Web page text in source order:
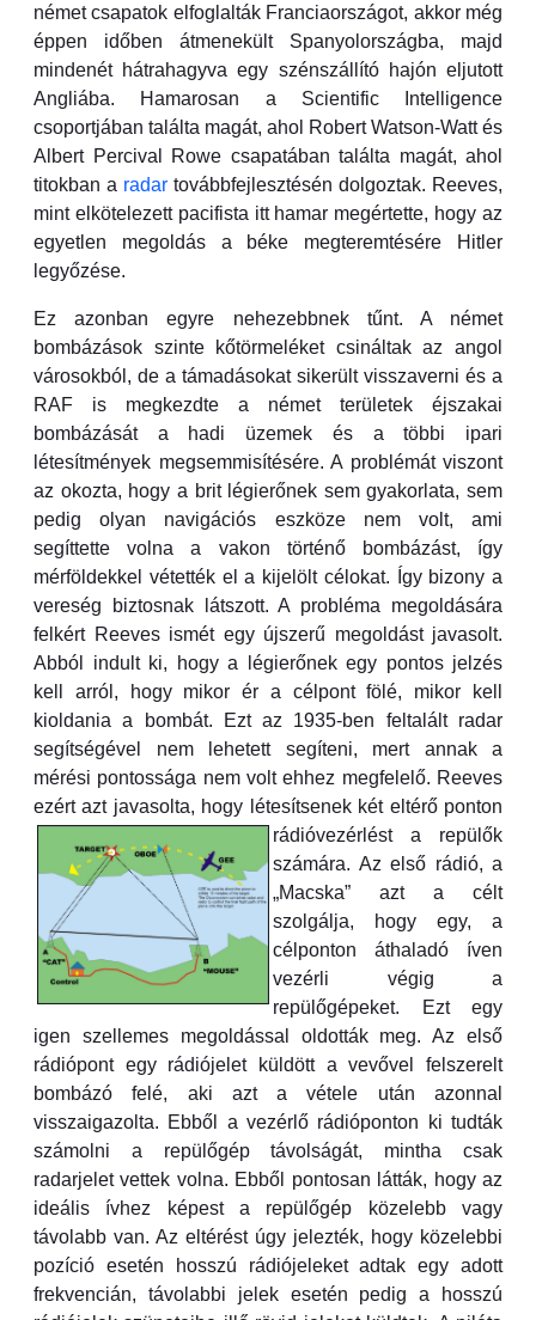
német csapatok elfoglalták Franciaországot, akkor még
éppen időben átmenekült Spanyolországba, majd
mindenét hátrahagyva egy szénszállító hajón eljutott
Angliába. Hamarosan a Scientific Intelligence
csoportjában találta magát, ahol Robert Watson-Watt és
Albert Percival Rowe csapatában találta magát, ahol
titokban a radar továbbfejlesztésén dolgoztak. Reeves,
mint elkötelezett pacifista itt hamar megértette, hogy az
egyetlen megoldás a béke megteremtésére Hitler
legyőzése.
Ez azonban egyre nehezebbnek tűnt. A német
bombázások szinte kőtörmeléket csináltak az angol
városokból, de a támadásokat sikerült visszaverni és a
RAF is megkezdte a német területek éjszakai
bombázását a hadi üzemek és a többi ipari
létesítmények megsemmisítésére. A problémát viszont
az okozta, hogy a brit légierőnek sem gyakorlata, sem
pedig olyan navigációs eszköze nem volt, ami
segíttette volna a vakon történő bombázást, így
mérföldekkel vétették el a kijelölt célokat. Így bizony a
vereség biztosnak látszott. A probléma megoldására
felkért Reeves ismét egy újszerű megoldást javasolt.
Abból indult ki, hogy a légierőnek egy pontos jelzés
kell arról, hogy mikor ér a célpont fölé, mikor kell
kioldania a bombát. Ezt az 1935-ben feltalált radar
segítségével nem lehetett segíteni, mert annak a
mérési pontossága nem volt ehhez megfelelő. Reeves
ezért azt javasolta, hogy létesítsenek két eltérő ponton
rádióvezérlést a repülők
számára. Az első rádió, a
„Macska” azt a célt
szolgálja, hogy egy, a
célponton áthaladó íven
vezérli végig a
repülőgépeket. Ezt egy
igen szellemes megoldással oldották meg. Az első
rádiópont egy rádiójelet küldött a vevővel felszerelt
bombázó felé, aki azt a vétele után azonnal
visszaigazolta. Ebből a vezérlő rádióponton ki tudták
számolni a repülőgép távolságát, mintha csak
radarjelet vettek volna. Ebből pontosan látták, hogy az
ideális ívhez képest a repülőgép közelebb vagy
távolabb van. Az eltérést úgy jelezték, hogy közelebbi
pozíció esetén hosszú rádiójeleket adtak egy adott
frekvencián, távolabbi jelek esetén pedig a hosszú